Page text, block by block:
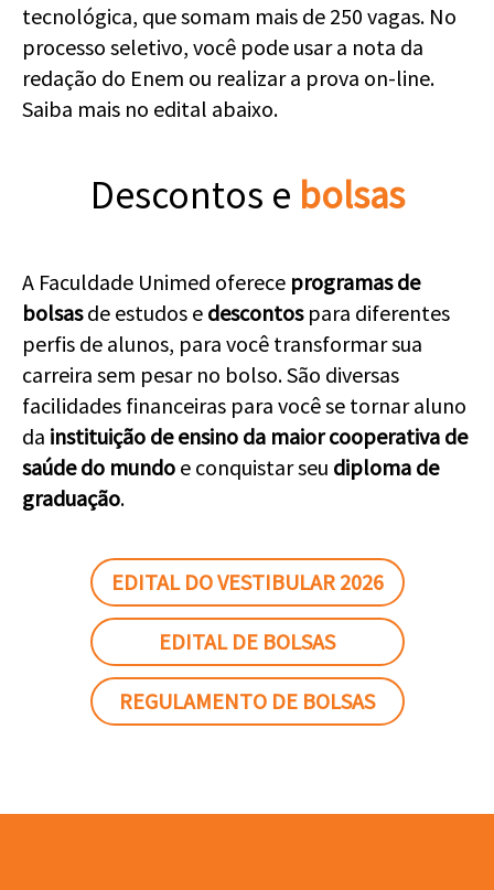
tecnológica, que somam mais de 250 vagas. No
processo seletivo, você pode usar a nota da
redação do Enem ou realizar a prova on-line.
Saiba mais no edital abaixo.
Descontos e bolsas
A Faculdade Unimed oferece programas de
bolsasde estudos e descontospara diferentes
perfis de alunos, para você transformar sua
carreira sem pesar no bolso. São diversas
facilidades financeiras para você se tornar aluno
da instituição de ensino da maior cooperativa de
saúde do mundo e conquistar seu diploma de
graduação.
EDITAL DO VESTIBULAR 2026
EDITAL DE BOLSAS
REGULAMENTO DE BOLSAS